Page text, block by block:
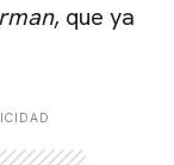
, que ya